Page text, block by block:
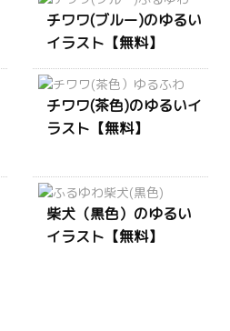
チワワ(ブルー)のゆるい
イラスト【無料】
チワワ(茶色)のゆるいイ
ラスト【無料】
柴犬（黒色）のゆるい
イラスト【無料】